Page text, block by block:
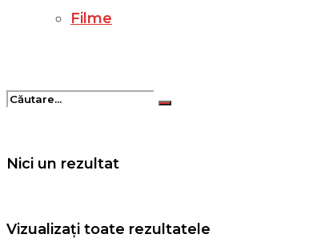
Filme
Nici un rezultat
Vizualizați toate rezultatele